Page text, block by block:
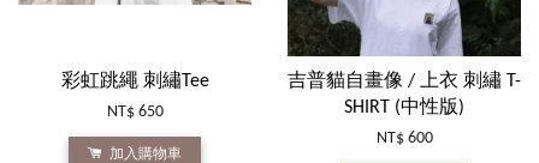
彩虹跳繩 刺繡Tee
NT$ 650
加入購物車
吉普貓自畫像 / 上衣 刺繡 T-
SHIRT (中性版)
NT$ 600